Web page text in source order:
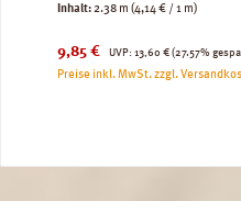
Inhalt:2.38 m (4,14 € / 1 m)
Verkaufspreis:
9,85 € UVP:
Regulärer Preis:
13,60 € (27.57%
Preise inkl. MwSt. zzgl.